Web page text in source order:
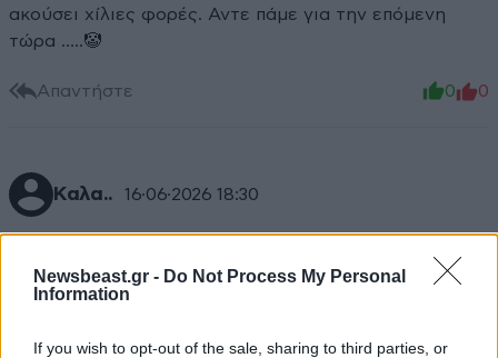
Newsbeast.gr - Do Not Process My Personal
Information
If you wish to opt-out of the sale, sharing to third parties, or
ακούσει χίλιες φορές. Αντε πάμε για την επόμενη
τώρα …..🤡
Απαντήστε 0 0
Καλα.. 16·06·2026 18:30
Και ολοκληρη αστυνομια τι εκανε? Κοιμόταν?
Απαντήστε